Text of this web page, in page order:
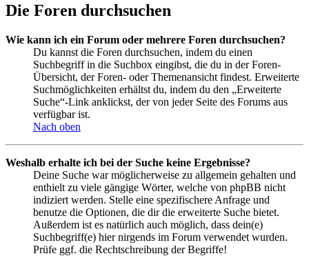
Die Foren durchsuchen
Wie kann ich ein Forum oder mehrere Foren durchsuchen?
Du kannst die Foren durchsuchen, indem du einen
Suchbegriff in die Suchbox eingibst, die du in der Foren-
Übersicht, der Foren- oder Themenansicht findest. Erweiterte
Suchmöglichkeiten erhältst du, indem du den „Erweiterte
Suche“-Link anklickst, der von jeder Seite des Forums aus
verfügbar ist.
Nach oben
Weshalb erhalte ich bei der Suche keine Ergebnisse?
Deine Suche war möglicherweise zu allgemein gehalten und
enthielt zu viele gängige Wörter, welche von phpBB nicht
indiziert werden. Stelle eine spezifischere Anfrage und
benutze die Optionen, die dir die erweiterte Suche bietet.
Außerdem ist es natürlich auch möglich, dass dein(e)
Suchbegriff(e) hier nirgends im Forum verwendet wurden.
Prüfe ggf. die Rechtschreibung der Begriffe!